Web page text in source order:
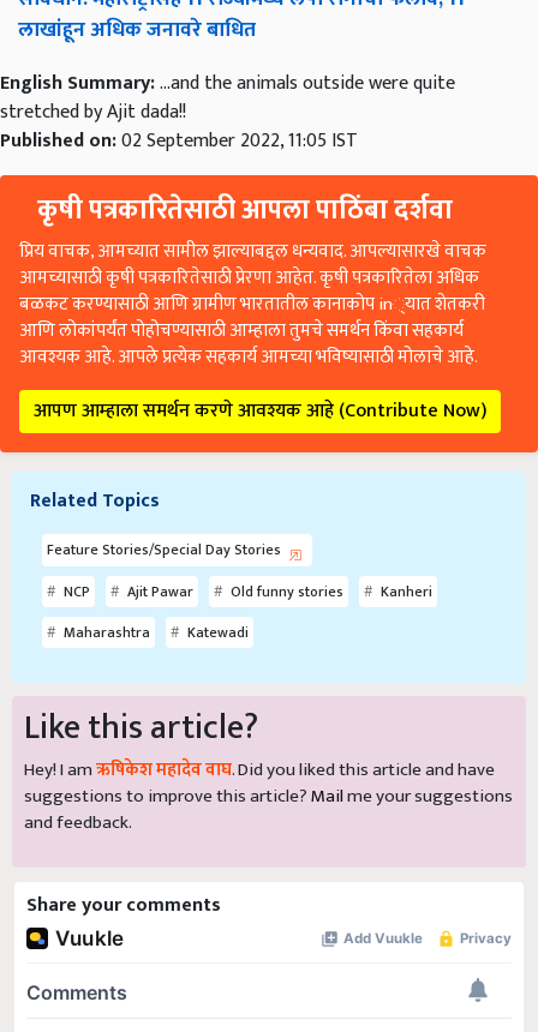
लाखांहून अधिक जनावरे बाधित
English Summary:...and the animals outside were quite
stretched by Ajit dada!!
Published on:02 September 2022, 11:05 IST
कृषी पत्रकारितेसाठी आपला पाठिंबा दर्शवा
प्रिय वाचक, आमच्यात सामील झाल्याबद्दल धन्यवाद. आपल्यासारखे वाचक
आमच्यासाठी कृषी पत्रकारितेसाठी प्रेरणा आहेत. कृषी पत्रकारितेला अधिक
बळकट करण्यासाठी आणि ग्रामीण भारतातील कानाकोप in्यात शेतकरी
आणि लोकांपर्यंत पोहोचण्यासाठी आम्हाला तुमचे समर्थन किंवा सहकार्य
आवश्यक आहे. आपले प्रत्येक सहकार्य आमच्या भविष्यासाठी मोलाचे आहे.
आपण आम्हाला समर्थन करणे आवश्यक आहे (Contribute Now)
Related Topics
Feature Stories/Special Day Stories
NCP
Ajit Pawar Old funny stories
Kanheri
Maharashtra
Katewadi
Like this article?
Hey! I amऋषिकेश महादेव वाघ. Did you liked this article and have
suggestions to improve this article?Mailme your suggestions
and feedback.
Share your comments